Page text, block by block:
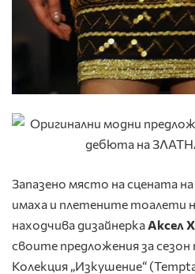
Запазено място на сцената на
имаха и плетените тоалети
находчива дизайнерка Аксел
своите предложения за
Колекция „Изкушение“